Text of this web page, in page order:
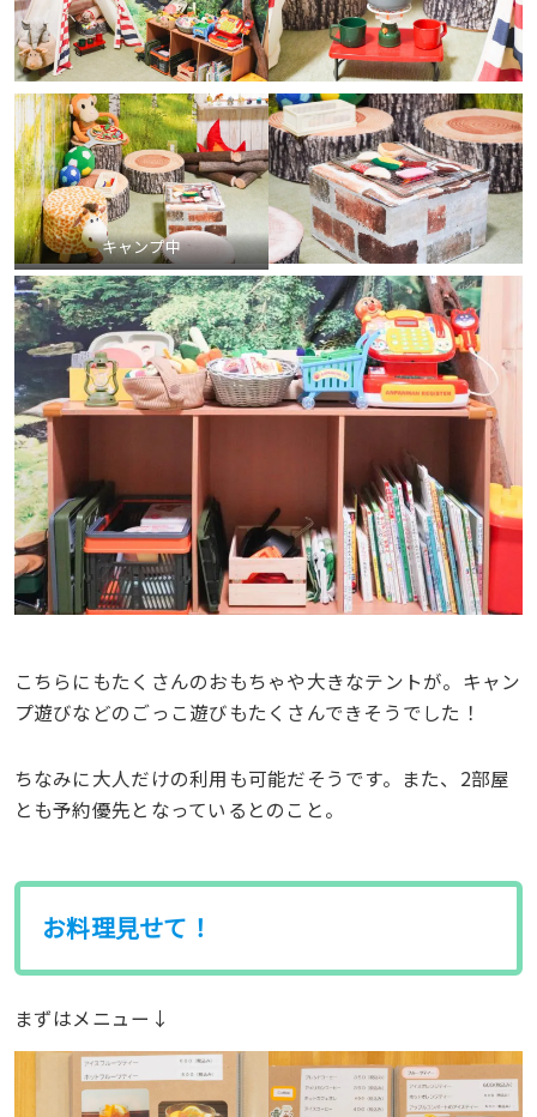
キャンプ中
こちらにもたくさんのおもちゃや大きなテントが。キャン
プ遊びなどのごっこ遊びもたくさんできそうでした！
ちなみに大人だけの利用も可能だそうです。また、2部屋
とも予約優先となっているとのこと。
お料理見せて！
まずはメニュー↓